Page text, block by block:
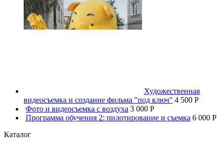
Художественная
видеосъемка и создание фильма "под ключ" 4 500 P
Фото и видеосъемка с воздуха 3 000 P
Программа обучения 2: пилотирование и съемка 6 000 P
Каталог